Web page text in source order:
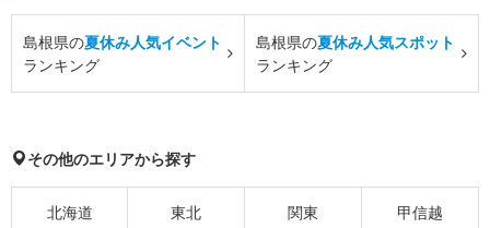
島根県の夏休み人気イベント
ランキング
島根県の夏休み人気スポット
ランキング
その他のエリアから探す
北海道 東北 関東 甲信越